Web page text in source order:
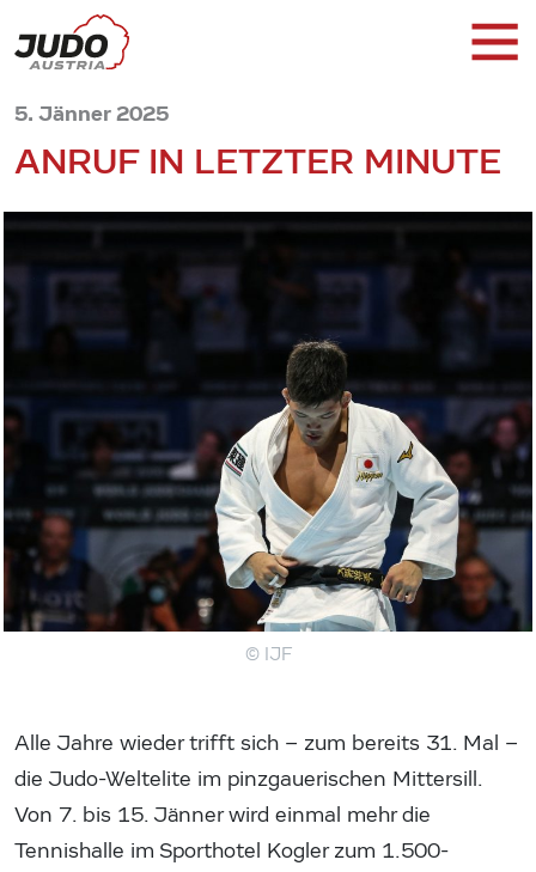
5. Jänner 2025
ANRUF IN LETZTER MINUTE
© IJF
Alle Jahre wieder trifft sich – zum bereits 31. Mal –
die Judo-Weltelite im pinzgauerischen Mittersill.
Von 7. bis 15. Jänner wird einmal mehr die
Tennishalle im Sporthotel Kogler zum 1.500-